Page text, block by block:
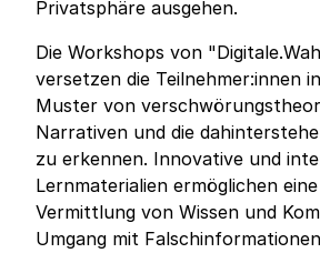
Privatsphäre ausgehen.
Die Workshops von
versetzen die Teilnehmer:innen
Muster von
Narrativen und die
zu erkennen. Innovative und
Lernmaterialien ermöglichen
Vermittlung von Wissen und
Umgang mit